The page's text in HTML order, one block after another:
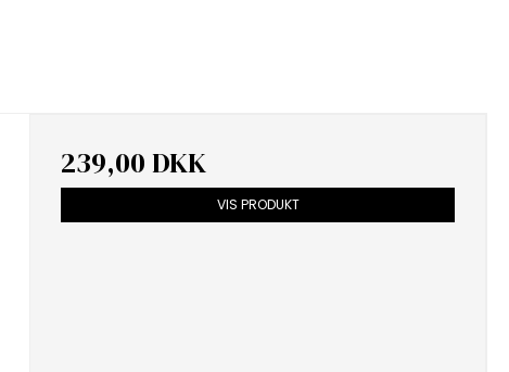
239,00 DKK
VIS PRODUKT